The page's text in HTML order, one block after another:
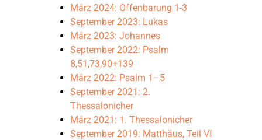
März 2024: Offenbarung 1-3
September 2023: Lukas
März 2023: Johannes
September 2022: Psalm
8,51,73,90+139
März 2022: Psalm 1–5
September 2021: 2.
Thessalonicher
März 2021: 1. Thessalonicher
September 2019: Matthäus, Teil VI